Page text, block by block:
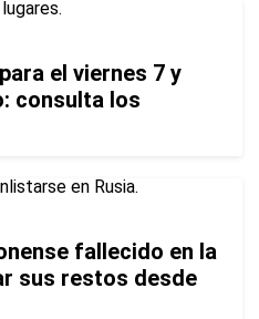
el viernes 7 y
consulta los
fallecido en la
sus restos desde